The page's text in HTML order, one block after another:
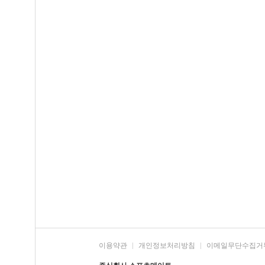
이용약관 개인정보처리방침 이메일무단수집거